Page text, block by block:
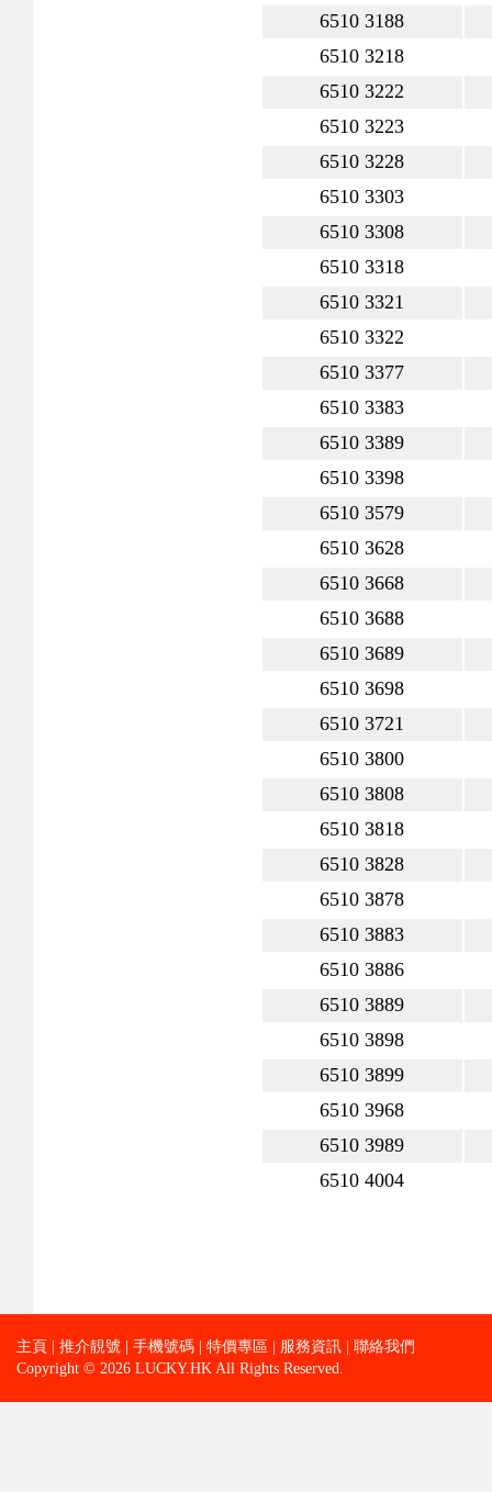
6510 3188
6510 3218
6510 3222
6510 3223
6510 3228
6510 3303
6510 3308
6510 3318
6510 3321
6510 3322
6510 3377
6510 3383
6510 3389
6510 3398
6510 3579
6510 3628
6510 3668
6510 3688
6510 3689
6510 3698
6510 3721
6510 3800
6510 3808
6510 3818
6510 3828
6510 3878
6510 3883
6510 3886
6510 3889
6510 3898
6510 3899
6510 3968
6510 3989
6510 4004
主頁 推介靚號 手機號碼 特價專區 服務資訊
聯絡我們
Copyright © 2026 LUCKY.HK All Rights Reserved.